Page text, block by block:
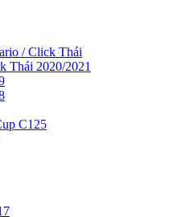
/ Click Thái
Thái 2020/2021
C125